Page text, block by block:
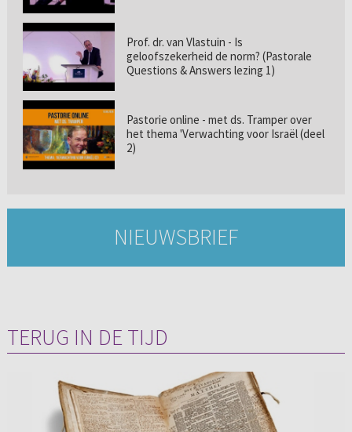
Prof. dr. van Vlastuin - Is
geloofszekerheid de norm? (Pastorale
Questions & Answers lezing 1)
Pastorie online - met ds. Tramper over
het thema 'Verwachting voor Israël (deel
2)
NIEUWSBRIEF
TERUG IN DE TIJD